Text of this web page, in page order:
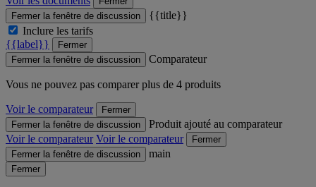
Fermer la fenêtre de discussion
{{title}}
Inclure les tarifs
{{label}}
Fermer
Fermer la fenêtre de discussion
Comparateur
Vous ne pouvez pas comparer plus de 4 produits
Voir le comparateur
Fermer
Fermer la fenêtre de discussion
Produit ajouté au comparateur
Voir le comparateur Voir le comparateur
Fermer
Fermer la fenêtre de discussion
main
Fermer